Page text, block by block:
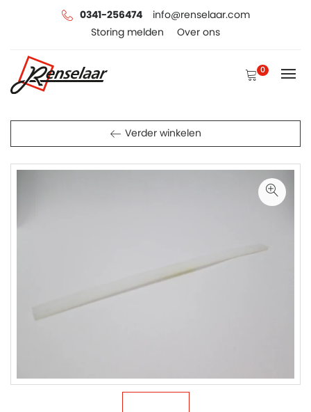
0341-256474
info@renselaar.com
Storing melden
Over ons
0
Verder winkelen